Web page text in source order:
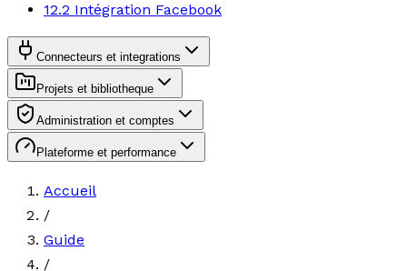
12.2 Intégration Facebook
Connecteurs et integrations
Projets et bibliotheque
Administration et comptes
Plateforme et performance
Accueil
/
Guide
/